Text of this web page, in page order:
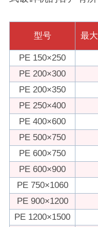
型号 最
PE 150×250
PE 200×300
PE 200×350
PE 250×400
PE 400×600
PE 500×750
PE 600×750
PE 600×900
PE 750×1060
PE 900×1200
PE 1200×1500